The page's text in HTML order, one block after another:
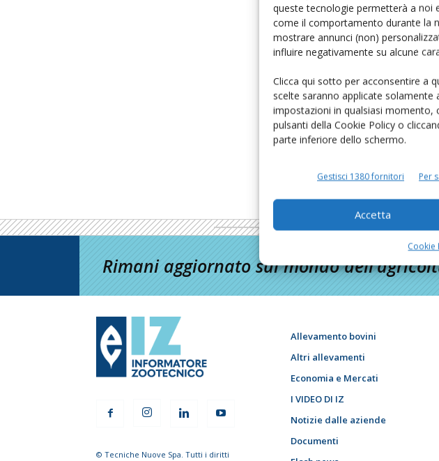
queste tecnologie permetterà a noi
come il comportamento durante la
mostrare annunci (non)
influire negativamente su alcune
Clicca qui sotto per acconsentire a
scelte saranno applicate solamente
impostazioni in qualsiasi momento,
pulsanti della Cookie Policy o
parte inferiore dello schermo.
Gestisci 1380 fornitori Per
Accetta
Cookie
Rimani aggiornato sul mondo
© Tecniche Nuove Spa. Tutti i diritti
Allevamento bovini
Altri allevamenti
Economia e Mercati
I VIDEO DI IZ
Notizie dalle aziende
Documenti